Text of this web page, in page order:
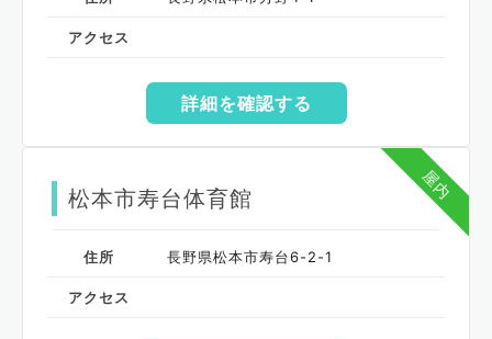
アクセス
詳細を確認する
屋内
松本市寿台体育館
住所 長野県松本市寿台6-2-1
アクセス